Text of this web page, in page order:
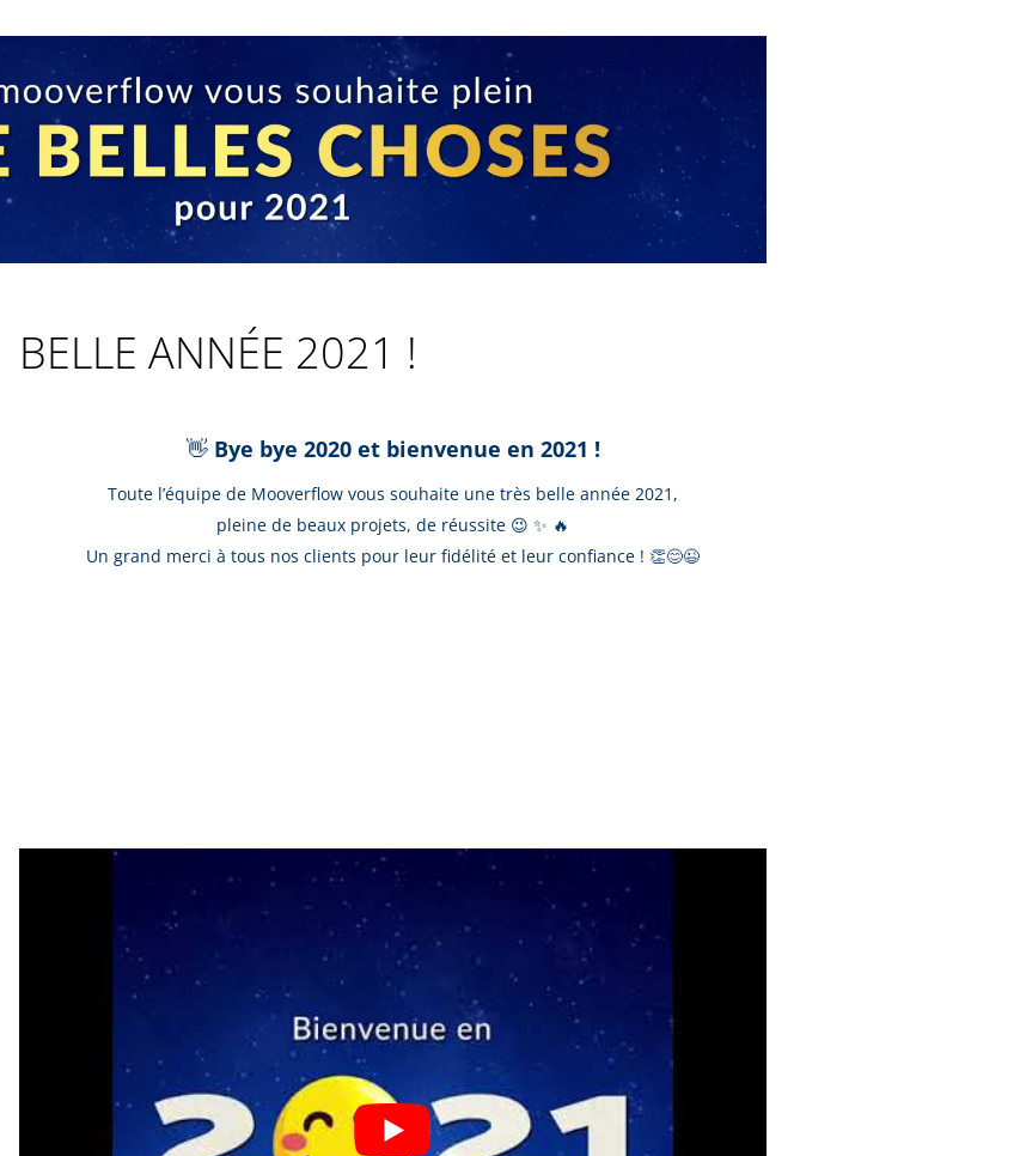
BELLE ANNÉE 2021 !
👋 Bye bye 2020 et bienvenue en 2021 !
Toute l’équipe de Mooverflow vous souhaite une très belle année 2021,
pleine de beaux projets, de réussite 😉 ✨ 🔥
Un grand merci à tous nos clients pour leur fidélité et leur confiance ! 👏😊😉